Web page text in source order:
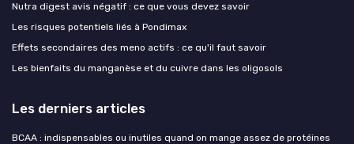
Nutra digest avis négatif : ce que vous devez savoir
Les risques potentiels liés à Pondimax
Effets secondaires des meno actifs : ce qu'il faut savoir
Les bienfaits du manganèse et du cuivre dans les oligosols
Les derniers articles
BCAA : indispensables ou inutiles quand on mange assez de protéines